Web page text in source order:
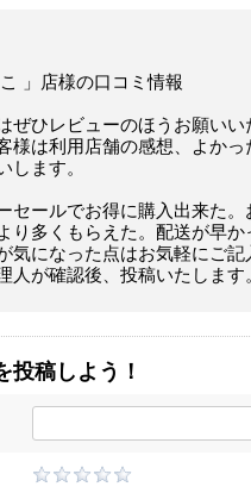
」店様の口コミ情報
ぜひレビューのほうお願いい
様は利用店舗の感想、よか
します。
セールでお得に購入出来た。
り多くもらえた。配送が早
気になった点はお気軽にご
人が確認後、投稿いたします
投稿しよう！